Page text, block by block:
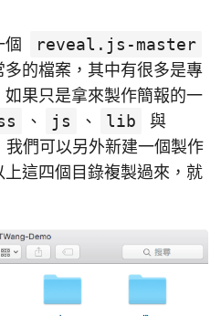
個
reveal.js-master
的檔案，其中有很多是專
果只是拿來製作簡報的一
、 js 、 lib
與
我們可以另外新建一個製作
這四個目錄複製過來，就